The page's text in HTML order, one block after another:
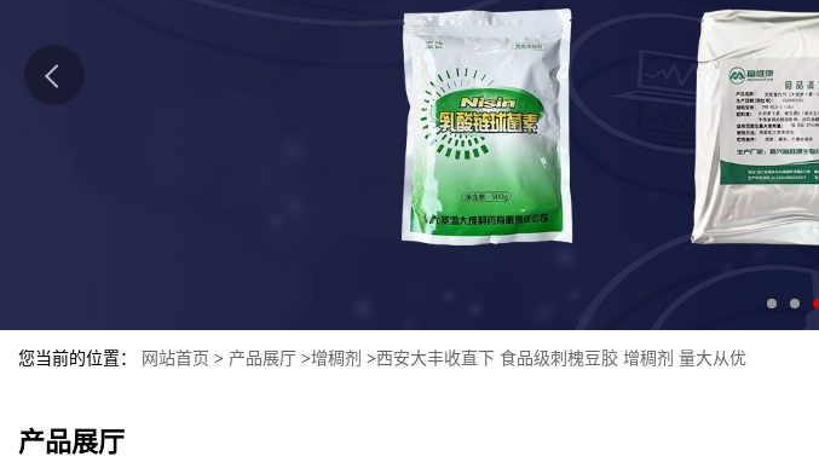
您当前的位置： 网站首页 > 产品展厅 >增稠剂 >西安大丰收直下 食品级刺槐豆胶 增稠剂 量大从优
产品展厅